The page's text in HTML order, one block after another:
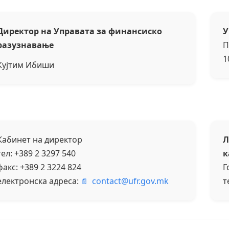
на Управата за финансиско
Ибиши
на директор
+389 2 3297 540
+389 2 3224 824
адреса:
contact@ufr.gov.mk